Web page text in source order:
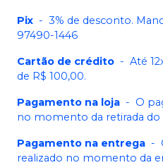
Pix - 3% de desconto.
97490-1446
Cartão de crédito - Até
de R$ 100,00.
Pagamento na loja - O
no momento da retirada
Pagamento na entrega -
realizado no momento da